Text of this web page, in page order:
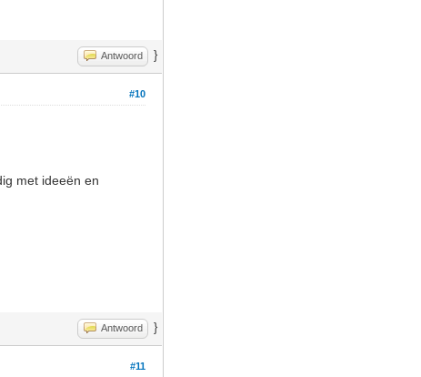
Antwoord }
#10
met ideeën en
Antwoord }
#11